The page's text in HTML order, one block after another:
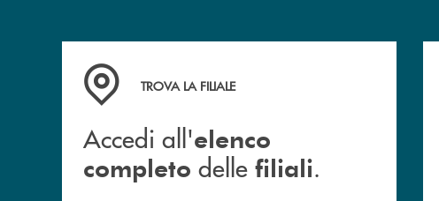
Accedi all' elenco completo delle filiali .
TROVA LA FILIALE
Accedi all'elenco
completo delle filiali.